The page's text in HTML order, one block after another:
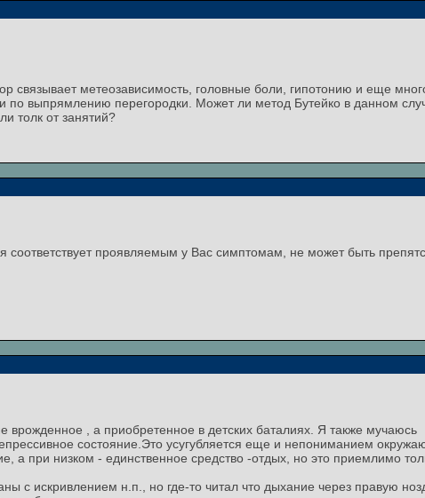
связывает метеозависимость, головные боли, гипотонию и еще
по выпрямлению перегородки. Может ли метод Бутейко в данном
толк от занятий?
соответствует проявляемым у Вас симптомам, не может быть
врожденное , а приобретенное в детских баталиях. Я также мучаюсь
состояние.Это усугубляется еще и непониманием
а при низком - единственное средство -отдых, но это приемлимо
с искривлением н.п., но где-то читал что дыхание через правую